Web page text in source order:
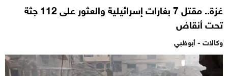
غزة.. مقتل 7 بغارات إسرائيلية والعثور على 112 جثة
تحت أنقاض
وكالات - أبوظبي